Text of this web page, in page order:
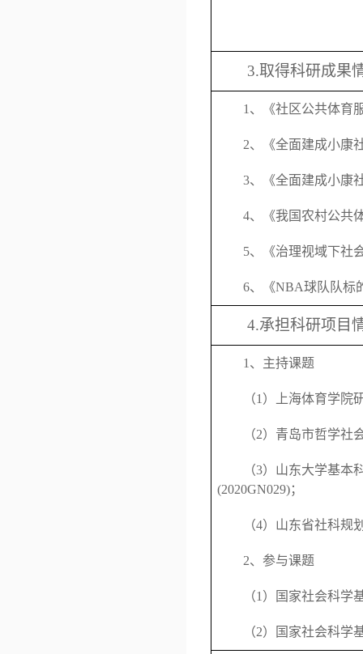
3.取得科研成果
1 、《社区公共体育
2、《全面建成小康
3、《全面建成小康
4、《我国农村公共
5、《治理视域下社
6、《NBA球队队标
4.承担科研项目
1 、主持课题
（1 ）上海体育学院
（2）青岛市哲学社
（3）山东大学基本
(2020GN029)；
（4）山东省社科规
2、参与课题
（1 ）国家社会科学
（2）国家社会科学